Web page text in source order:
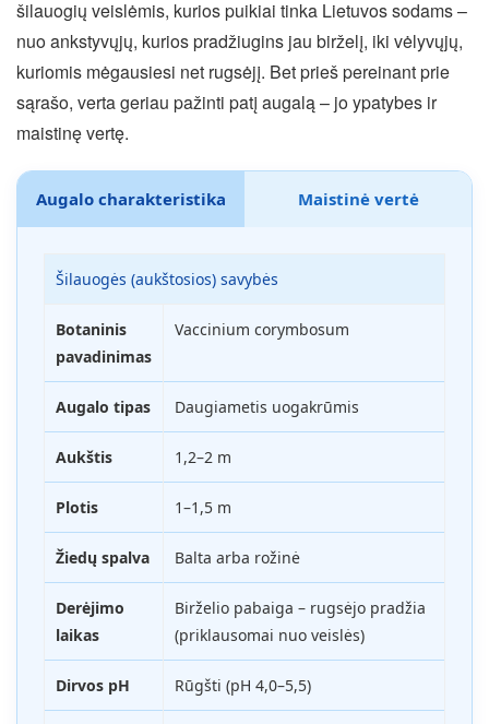
šilauogių veislėmis, kurios puikiai tinka Lietuvos sodams –
nuo ankstyvųjų, kurios pradžiugins jau birželį, iki vėlyvųjų,
kuriomis mėgausiesi net rugsėjį. Bet prieš pereinant prie
sąrašo, verta geriau pažinti patį augalą – jo ypatybes ir
maistinę vertę.
Augalo charakteristika Maistinė vertė
Šilauogės (aukštosios) savybės
Botaninis
pavadinimas
Vaccinium corymbosum
Augalo tipas Daugiametis uogakrūmis
Aukštis 1,2–2 m
Plotis 1–1,5 m
Žiedų spalva Balta arba rožinė
Derėjimo
laikas
Birželio pabaiga – rugsėjo pradžia
(priklausomai nuo veislės)
Dirvos pH Rūgšti (pH 4,0–5,5)